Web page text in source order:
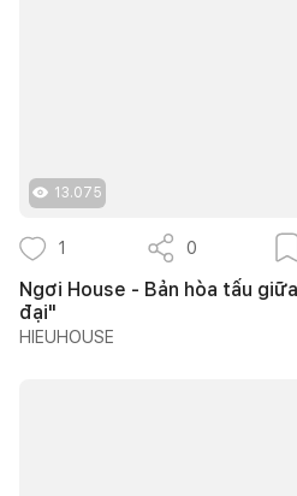
13.075
1 0
Ngơi House - Bản hòa tấu
đại"
HIEUHOUSE